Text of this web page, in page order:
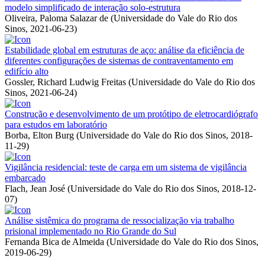
modelo simplificado de interação solo-estrutura
Oliveira, Paloma Salazar de (Universidade do Vale do Rio dos
Sinos, 2021-06-23)
Estabilidade global em estruturas de aço: análise da eficiência de
diferentes configurações de sistemas de contraventamento em
edifício alto
Gossler, Richard Ludwig Freitas (Universidade do Vale do Rio dos
Sinos, 2021-06-24)
Construção e desenvolvimento de um protótipo de eletrocardiógrafo
para estudos em laboratório
Borba, Elton Burg (Universidade do Vale do Rio dos Sinos, 2018-
11-29)
Vigilância residencial: teste de carga em um sistema de vigilância
embarcado
Flach, Jean José (Universidade do Vale do Rio dos Sinos, 2018-12-
07)
Análise sistêmica do programa de ressocialização via trabalho
prisional implementado no Rio Grande do Sul
Fernanda Bica de Almeida (Universidade do Vale do Rio dos Sinos,
2019-06-29)